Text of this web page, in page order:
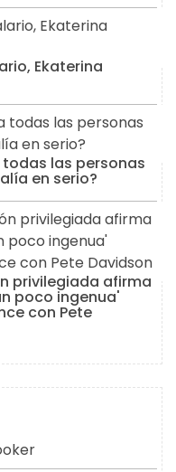
Ekaterina
todas las personas
en serio?
privilegiada afirma
poco ingenua'
con Pete